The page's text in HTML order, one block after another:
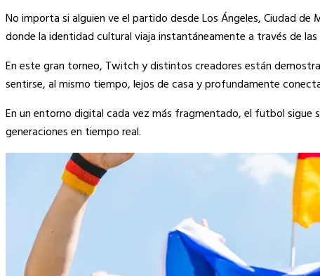
No importa si alguien ve el partido desde Los Ángeles, Ciudad
donde la identidad cultural viaja instantáneamente a través de
En este gran torneo, Twitch y distintos creadores están
sentirse, al mismo tiempo, lejos de casa y profundamente
En un entorno digital cada vez más fragmentado, el futbol sigue
generaciones en tiempo real.